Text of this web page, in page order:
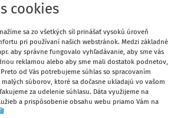
Prihláste sa
Vytlačiť
Obľúbené
cookies
sa zo všetkých síl prinášať vysokú úroveň
pri používaní našich webstránok. Medzi základné
aby správne fungovalo vyhľadávanie, aby sme vás
reklamou alebo aby sme mali dostatok podnetov,
od Vás potrebujeme súhlas so spracovaním
súborov, ktoré sa dočasne ukladajú vo vašom
za udelenie súhlasu. Dáta využijeme na
a prispôsobenie obsahu webu priamo Vám na